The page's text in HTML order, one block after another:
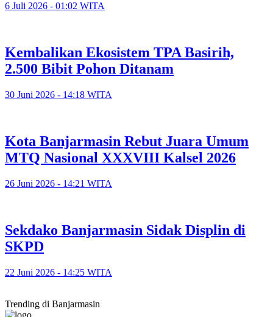
6 Juli 2026 - 01:02 WITA
Kembalikan Ekosistem TPA Basirih,
2.500 Bibit Pohon Ditanam
30 Juni 2026 - 14:18 WITA
Kota Banjarmasin Rebut Juara Umum
MTQ Nasional XXXVIII Kalsel 2026
26 Juni 2026 - 14:21 WITA
Sekdako Banjarmasin Sidak Displin di
SKPD
22 Juni 2026 - 14:25 WITA
Trending di Banjarmasin